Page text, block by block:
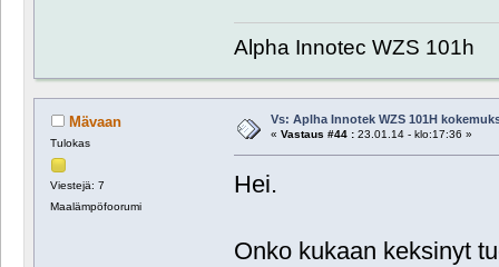
Alpha Innotec WZS 101h
Mävaan
Tulokas
Viestejä: 7
Maalämpöfoorumi
Vs: Aplha Innotek WZS 101H
« Vastaus #44 :23.01.14 - klo:17:36 »
Hei.
Onko kukaan keksinyt